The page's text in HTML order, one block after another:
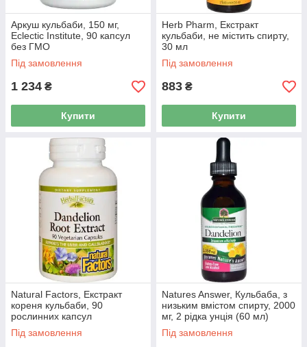
Аркуш кульбаби, 150 мг,
Eclectic Institute, 90 капсул
без ГМО
Під замовлення
1 234 ₴
Купити
Herb Pharm, Екстракт
кульбаби, не містить спирту,
30 мл
Під замовлення
883 ₴
Купити
Natural Factors, Екстракт
кореня кульбаби, 90
рослинних капсул
Під замовлення
Natures Answer, Кульбаба, з
низьким вмістом спирту, 2000
мг, 2 рідка унція (60 мл)
Під замовлення